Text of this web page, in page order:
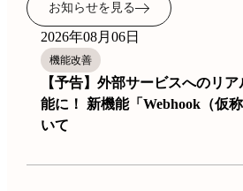
お知らせを見る
2026年08月06日
機能改善
【予告】外部サービスへのリ
能に！ 新機能「Webhook（仮
いて